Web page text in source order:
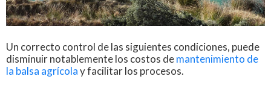
Un correcto control de las siguientes condiciones, puede
disminuir notablemente los costos demantenimiento de
la balsa agrícolay facilitar los procesos.